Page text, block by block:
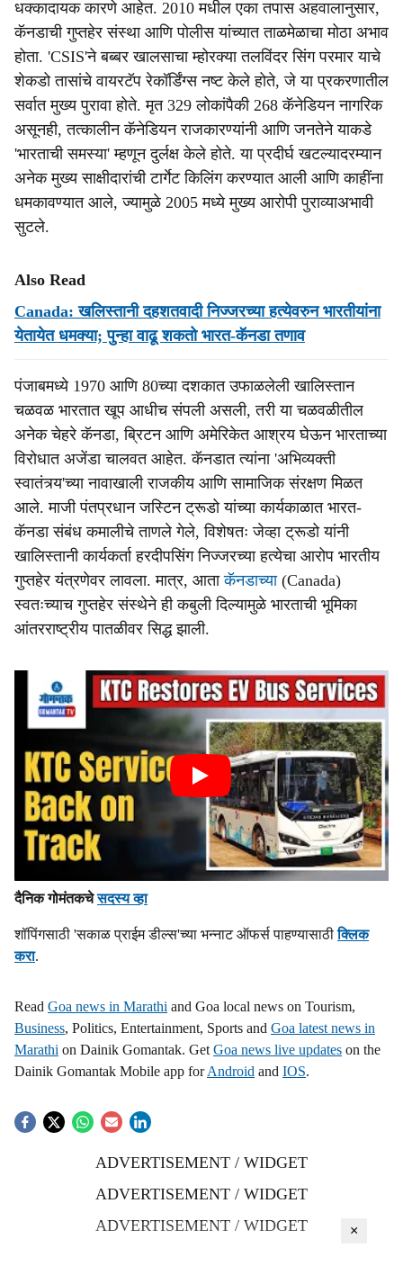
धक्कादायक कारणे आहेत. 2010 मधील एका तपास अहवालानुसार,
कॅनडाची गुप्तहेर संस्था आणि पोलीस यांच्यात ताळमेळाचा मोठा अभाव
होता. 'CSIS'ने बब्बर खालसाचा म्होरक्या तलविंदर सिंग परमार याचे
शेकडो तासांचे वायरटॅप रेकॉर्डिंग्स नष्ट केले होते, जे या प्रकरणातील
सर्वात मुख्य पुरावा होते. मृत 329 लोकांपैकी 268 कॅनेडियन नागरिक
असूनही, तत्कालीन कॅनेडियन राजकारण्यांनी आणि जनतेने याकडे
'भारताची समस्या' म्हणून दुर्लक्ष केले होते. या प्रदीर्घ खटल्यादरम्यान
अनेक मुख्य साक्षीदारांची टार्गेट किलिंग करण्यात आली आणि काहींना
धमकावण्यात आले, ज्यामुळे 2005 मध्ये मुख्य आरोपी पुराव्याअभावी
सुटले.
Also Read
Canada: खलिस्तानी दहशतवादी निज्जरच्या हत्येवरुन भारतीयांना
येतायेत धमक्या; पुन्हा वाढू शकतो भारत-कॅनडा तणाव
पंजाबमध्ये 1970 आणि 80च्या दशकात उफाळलेली खालिस्तान
चळवळ भारतात खूप आधीच संपली असली, तरी या चळवळीतील
अनेक चेहरे कॅनडा, ब्रिटन आणि अमेरिकेत आश्रय घेऊन भारताच्या
विरोधात अजेंडा चालवत आहेत. कॅनडात त्यांना 'अभिव्यक्ती
स्वातंत्र्य'च्या नावाखाली राजकीय आणि सामाजिक संरक्षण मिळत
आले. माजी पंतप्रधान जस्टिन ट्रूडो यांच्या कार्यकाळात भारत-
कॅनडा संबंध कमालीचे ताणले गेले, विशेषतः जेव्हा ट्रूडो यांनी
खालिस्तानी कार्यकर्ता हरदीपसिंग निज्जरच्या हत्येचा आरोप भारतीय
गुप्तहेर यंत्रणेवर लावला. मात्र, आताकॅनडाच्या(Canada)
स्वतःच्याच गुप्तहेर संस्थेने ही कबुली दिल्यामुळे भारताची भूमिका
आंतरराष्ट्रीय पातळीवर सिद्ध झाली.
दैनिक गोमंतकचेसदस्य व्हा
शॉपिंगसाठी 'सकाळ प्राईम डील्स'च्या भन्नाट ऑफर्स पाहण्यासाठीक्लिक
करा.
Read Goa news in Marathi and Goa local news on Tourism,
Business, Politics, Entertainment, Sports and Goa latest news in
Marathi on Dainik Gomantak. Get Goa news live updates on the
Dainik Gomantak Mobile app forAndroid and IOS.
ADVERTISEMENT / WIDGET
ADVERTISEMENT / WIDGET
ADVERTISEMENT / WIDGET
×